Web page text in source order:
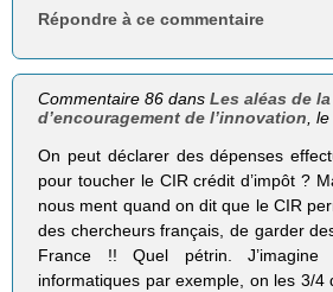
Répondre à ce commentaire
Commentaire 86 dansLes aléas de
d’encouragement de l’innovation ,
On peut déclarer des dépenses
pour toucher le CIR crédit d’impôt ?
nous ment quand on dit que le CIR
des chercheurs français, de garder
France !! Quel pétrin.
informatiques par exemple, on les 3/4